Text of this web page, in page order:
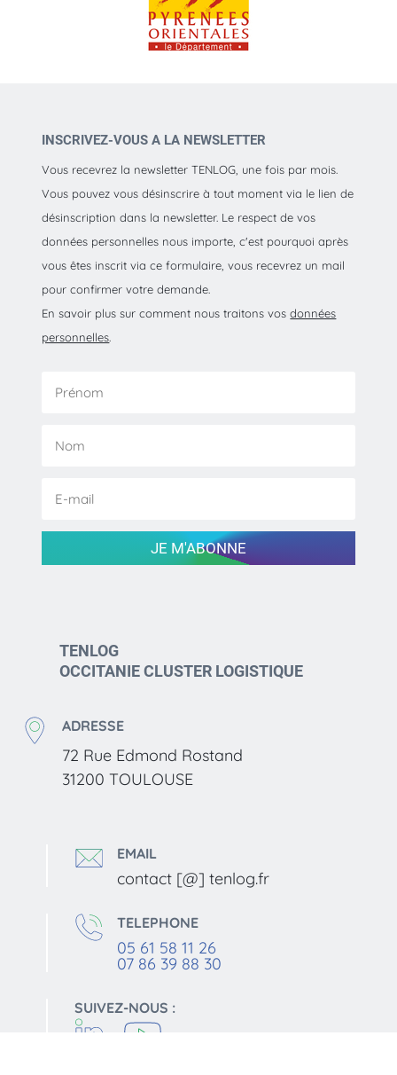
INSCRIVEZ-VOUS A LA NEWSLETTER
Vous recevrez la newsletter TENLOG, une fois par mois.
Vous pouvez vous désinscrire à tout moment via le lien de
désinscription dans la newsletter. Le respect de vos
données personnelles nous importe, c'est pourquoi après
vous êtes inscrit via ce formulaire, vous recevrez un mail
pour confirmer votre demande.
En savoir plus sur comment nous traitons vosdonnées
personnelles.
JE M'ABONNE
TENLOG
OCCITANIE CLUSTER LOGISTIQUE
ADRESSE
72 Rue Edmond Rostand
31200 TOULOUSE
EMAIL
contact [@] tenlog.fr
TELEPHONE
05 61 58 11 26
07 86 39 88 30
SUIVEZ-NOUS :